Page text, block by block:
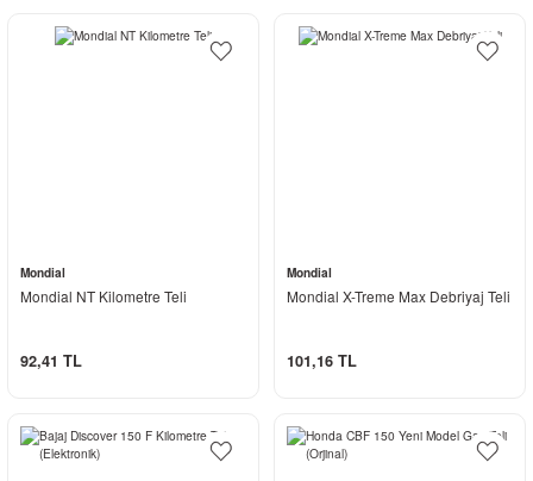
Mondial
Mondial NT Kilometre Teli
92,41 TL
Mondial
Mondial X-Treme Max Debriyaj Teli
101,16 TL